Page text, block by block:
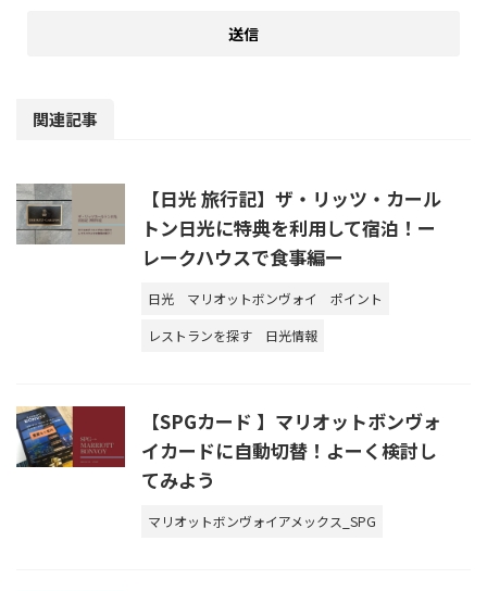
関連記事
【日光 旅行記】ザ・リッツ・カール
トン日光に特典を利用して宿泊！ー
レークハウスで食事編ー
日光 マリオットボンヴォイ
ポイント
レストランを探す
日光情報
【SPGカード 】マリオットボンヴォ
イカードに自動切替！よーく検討し
てみよう
マリオットボンヴォイアメックス_SPG